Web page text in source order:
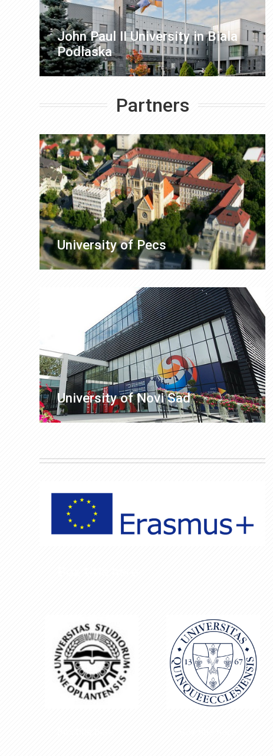
John Paul II University in Biala
Podlaska
Partners
University of Pecs
University of Novi Sad